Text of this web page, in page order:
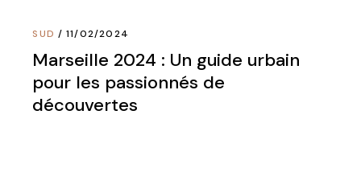
SUD 11/02/2024
Marseille 2024 : Un guide urbain
pour les passionnés de
découvertes